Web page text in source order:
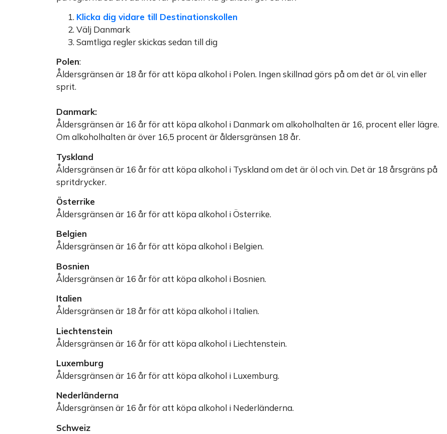
Klicka dig vidare till Destinationskollen
Välj Danmark
Samtliga regler skickas sedan till dig
Polen:
Åldersgränsen är 18 år för att köpa alkohol i Polen. Ingen skillnad görs på om det är öl, vin eller
sprit.
Danmark:
Åldersgränsen är 16 år för att köpa alkohol i Danmark om alkoholhalten är 16, procent eller lägre.
Om alkoholhalten är över 16,5 procent är åldersgränsen 18 år.
Tyskland
Åldersgränsen är 16 år för att köpa alkohol i Tyskland om det är öl och vin. Det är 18 årsgräns på
spritdrycker.
Österrike
Åldersgränsen är 16 år för att köpa alkohol i Österrike.
Belgien
Åldersgränsen är 16 år för att köpa alkohol i Belgien.
Bosnien
Åldersgränsen är 16 år för att köpa alkohol i Bosnien.
Italien
Åldersgränsen är 18 år för att köpa alkohol i Italien.
Liechtenstein
Åldersgränsen är 16 år för att köpa alkohol i Liechtenstein.
Luxemburg
Åldersgränsen är 16 år för att köpa alkohol i Luxemburg.
Nederländerna
Åldersgränsen är 16 år för att köpa alkohol i Nederländerna.
Schweiz